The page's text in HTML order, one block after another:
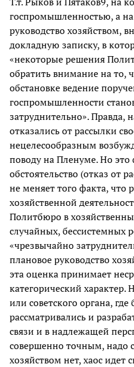
госпромышленностью, а
руководство хозяйством,
докладную записку, в
«некоторые решения
обратить внимание на то,
обстановке ведение
госпромышленности
затруднительно». Правда,
отказались от рассылки
нецелесообразным
поводу на Пленуме. Но
обстоятельство (отказ от
не меняет того факта, что
хозяйственной
Политбюро в
случайных,
«чрезвычайно
плановое руководство
эта оценка принимает
категорический
или советского органа,
рассматривались и
связи и в надлежащей
совершенно точным, надо
хозяйством нет, хаос идет